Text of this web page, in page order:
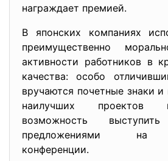
награждает премией.
В японских компаниях
преимущественно
активности работников в
качества: особо
вручаются почетные знаки
наилучших проектов
возможность
предложениями на
конференции.